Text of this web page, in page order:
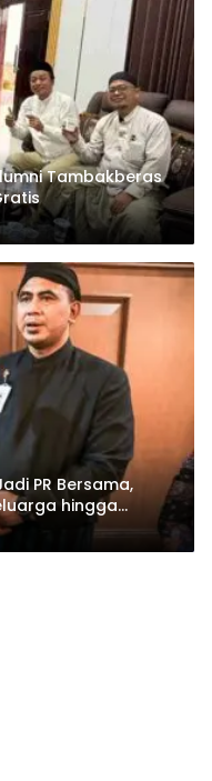
Tambakberas
PR Bersama,
hingga